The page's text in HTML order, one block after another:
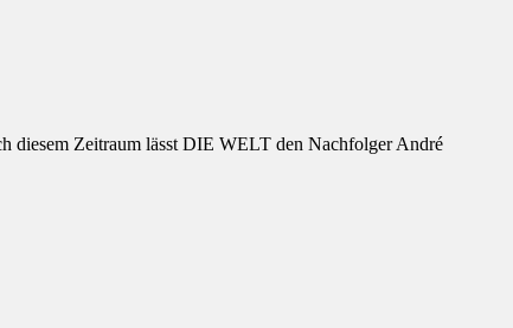
diesem Zeitraum lässt DIE WELT den Nachfolger André